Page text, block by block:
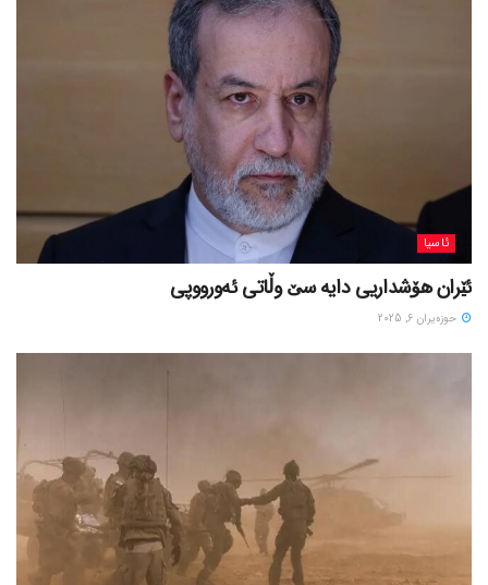
ئاسیا
ئێران هۆشداریی دایە سێ وڵاتی ئەورووپی
حوزه‌یران 6, 2025